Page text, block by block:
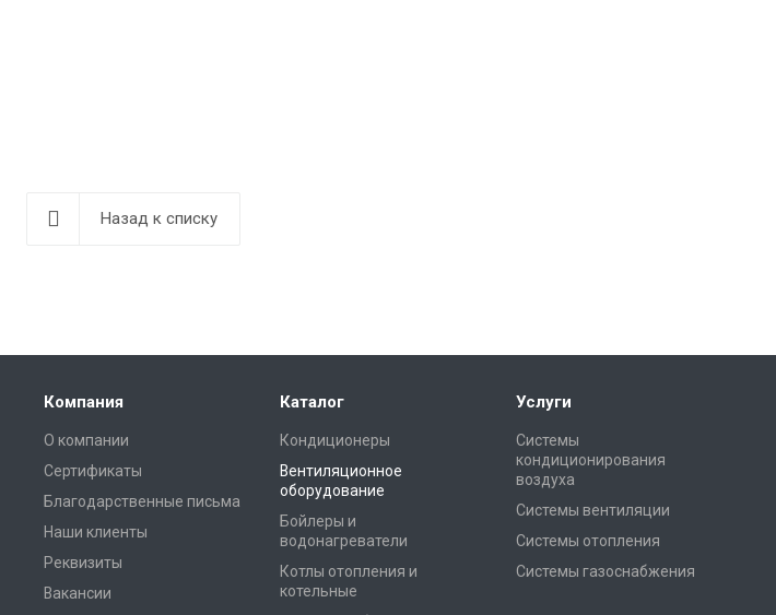
Назад к списку
Компания
О компании
Сертификаты
Благодарственные письма
Наши клиенты
Реквизиты
Вакансии
Каталог
Кондиционеры
Вентиляционное
оборудование
Бойлеры и
водонагреватели
Котлы отопления и
котельные
Услуги
Системы
кондиционирования
воздуха
Системы вентиляции
Системы отопления
Системы газоснабжения